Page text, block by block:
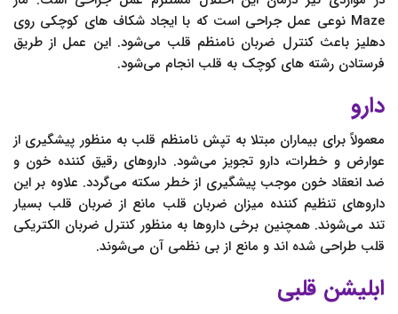
Maze نوعی عمل جراحی است که با ایجاد شکاف های کوچکی روی
دهلیز باعث کنترل ضربان نامنظم قلب می‌شود. این عمل از طریق
فرستادن رشته های کوچک به قلب انجام می‌شود.
دارو
معمولاً برای بیماران مبتلا به تپش نامنظم قلب به منظور پیشگیری از
عوارض و خطرات، دارو تجویز می‌شود. داروهای رقیق کننده خون و
ضد انعقاد خون موجب پیشگیری از خطر سکته می‌گردد. علاوه بر این
داروهای تنظیم کننده میزان ضربان قلب مانع از ضربان قلب بسیار
تند می‌شوند. همچنین برخی داروها به منظور کنترل ضربان الکتریکی
قلب طراحی شده اند و مانع از بی نظمی آن می‌شوند.
ابلیشن قلبی